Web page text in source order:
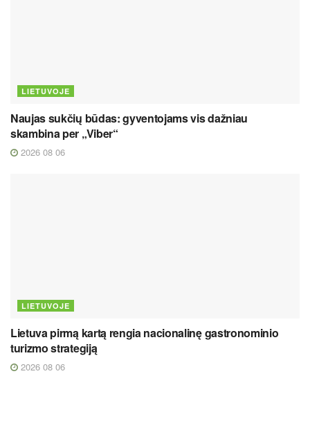
LIETUVOJE
Naujas sukčių būdas: gyventojams vis dažniau
skambina per „Viber“
2026 08 06
LIETUVOJE
Lietuva pirmą kartą rengia nacionalinę gastronominio
turizmo strategiją
2026 08 06